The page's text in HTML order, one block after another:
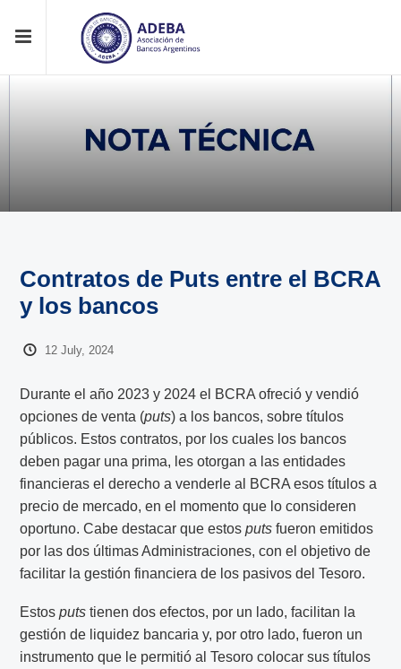
Contratos de Puts entre el BCRA
y los bancos
12 July, 2024
Durante el año 2023 y 2024 el BCRA ofreció y vendió
opciones de venta (puts) a los bancos, sobre títulos
públicos. Estos contratos, por los cuales los bancos
deben pagar una prima, les otorgan a las entidades
financieras el derecho a venderle al BCRA esos títulos a
precio de mercado, en el momento que lo consideren
oportuno. Cabe destacar que estosputs fueron emitidos
por las dos últimas Administraciones, con el objetivo de
facilitar la gestión financiera de los pasivos del Tesoro.
Estosputs tienen dos efectos, por un lado, facilitan la
gestión de liquidez bancaria y, por otro lado, fueron un
instrumento que le permitió al Tesoro colocar sus títulos